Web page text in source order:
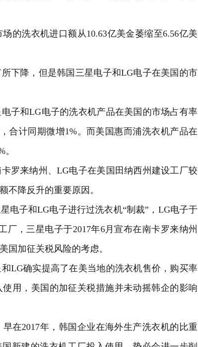
洗衣机进口额从10.63亿美金萎缩至6.56亿美
降，但是韩国三星电子和LG电子在美国的市
和LG电子的洗衣机产品在美国的市场占有率
合计同期微增1%。而美国惠而浦洗衣机产品在
来纳州、LG电子在美国田纳西州建设工厂较
不降反升的重要原因。
子和LG电子进行过洗衣机“制裁”，LG电子于
厂，三星电子于2017年6月宣布在南卡罗来纳州
国加征关税风险的考虑。
确实提高了在美当地的洗衣机售价，购买率
用，美国的加征关税措施并未动摇韩企的影响
2017年，韩国企业在海外生产洗衣机的比重